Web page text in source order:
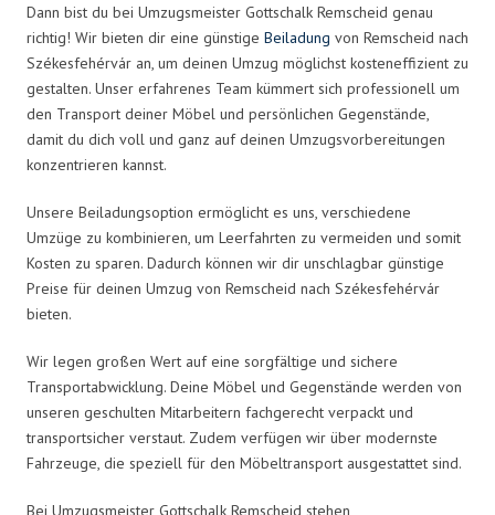
Dann bist du bei Umzugsmeister Gottschalk Remscheid genau
richtig! Wir bieten dir eine günstige Beiladung von Remscheid nach
Székesfehérvár an, um deinen Umzug möglichst kosteneffizient zu
gestalten. Unser erfahrenes Team kümmert sich professionell um
den Transport deiner Möbel und persönlichen Gegenstände,
damit du dich voll und ganz auf deinen Umzugsvorbereitungen
konzentrieren kannst.
Unsere Beiladungsoption ermöglicht es uns, verschiedene
Umzüge zu kombinieren, um Leerfahrten zu vermeiden und somit
Kosten zu sparen. Dadurch können wir dir unschlagbar günstige
Preise für deinen Umzug von Remscheid nach Székesfehérvár
bieten.
Wir legen großen Wert auf eine sorgfältige und sichere
Transportabwicklung. Deine Möbel und Gegenstände werden von
unseren geschulten Mitarbeitern fachgerecht verpackt und
transportsicher verstaut. Zudem verfügen wir über modernste
Fahrzeuge, die speziell für den Möbeltransport ausgestattet sind.
Bei Umzugsmeister Gottschalk Remscheid stehen